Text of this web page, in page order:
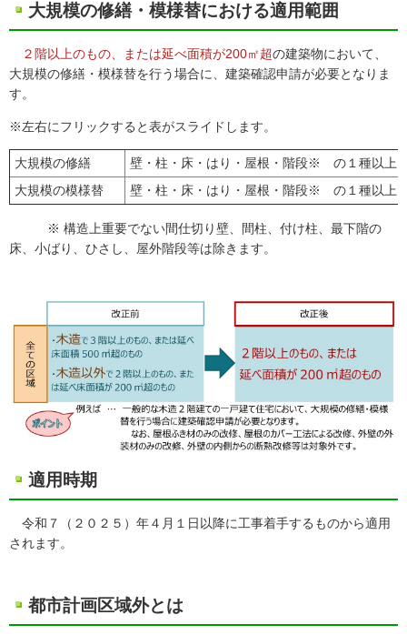
大規模の修繕・模様替における適用範囲
２階以上のもの、または延べ面積が200㎡超の建築物において、
大規模の修繕・模様替を行う場合に、建築確認申請が必要となりま
す。
※左右にフリックすると表がスライドします。
大規模の修繕
壁・柱・床・はり・屋根・階段※ の１種以上
大規模の模様替
壁・柱・床・はり・屋根・階段※ の１種以上
※ 構造上重要でない間仕切り壁、間柱、付け柱、最下階の
床、小ばり、ひさし、屋外階段等は除きます。
適用時期
令和７（２０２５）年４月１日以降に工事着手するものから適用
されます。
都市計画区域外とは